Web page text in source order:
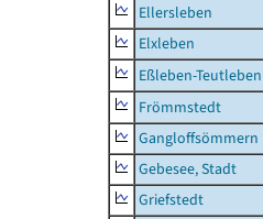
Ellersleben
Elxleben
Eßleben-Teutleben
Frömmstedt
Gangloffsömmern
Gebesee, Stadt
Griefstedt